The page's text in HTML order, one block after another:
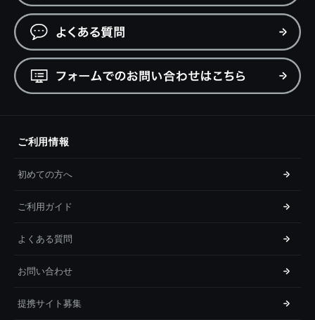
ご利用情報
初めての方へ
ご利用ガイド
よくある質問
お問い合わせ
提携サイト募集